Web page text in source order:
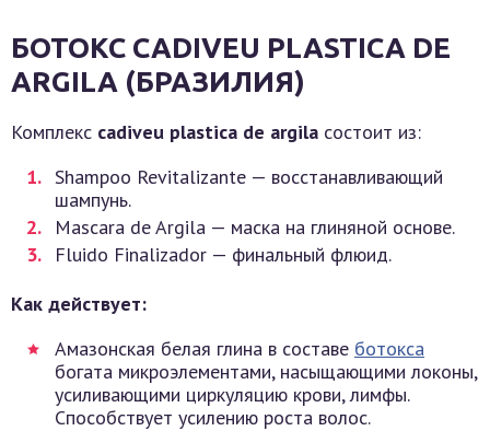
БОТОКС CADIVEU PLASTICA DE
ARGILA (БРАЗИЛИЯ)
Комплекс cadiveu plastica de argila состоит из:
Shampoo Revitalizante — восстанавливающий
шампунь.
Mascara de Argila — маска на глиняной основе.
Fluido Finalizador — финальный флюид.
Как действует:
Амазонская белая глина в составе ботокса
богата микроэлементами, насыщающими локоны,
усиливающими циркуляцию крови, лимфы.
Способствует усилению роста волос.